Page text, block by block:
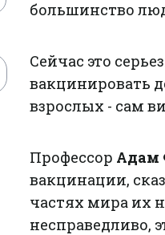
большинство
Сейчас это
вакцинировать
взрослых - сам
Профессор Адам
вакцинации,
частях мира их
несправедливо,